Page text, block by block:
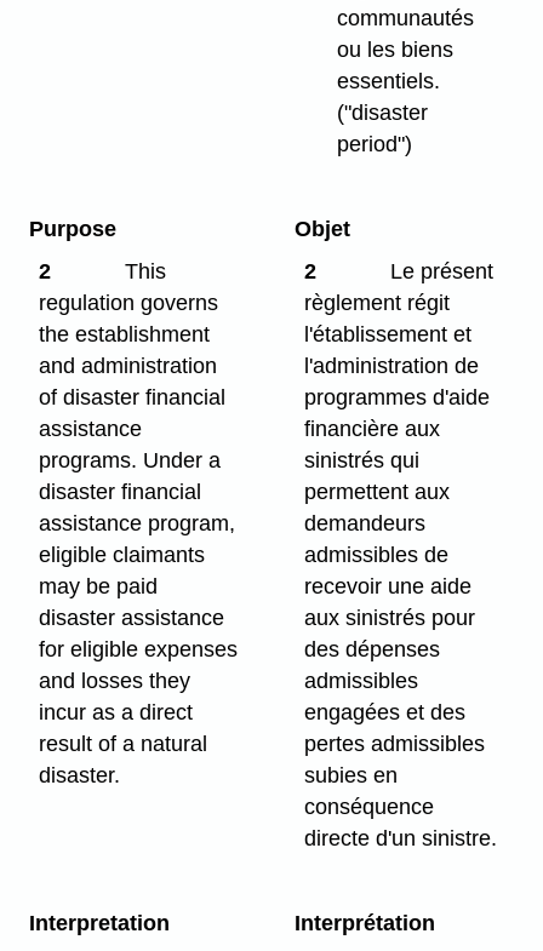
communautés
ou les biens
essentiels.
("disaster
period")
Purpose
2
This
regulation governs
the establishment
and administration
of disaster financial
assistance
programs. Under a
disaster financial
assistance program,
eligible claimants
may be paid
disaster assistance
for eligible expenses
and losses they
incur as a direct
result of a natural
disaster.
Objet
2
Le présent
règlement régit
l'établissement et
l'administration de
programmes d'aide
financière aux
sinistrés qui
permettent aux
demandeurs
admissibles de
recevoir une aide
aux sinistrés pour
des dépenses
admissibles
engagées et des
pertes admissibles
subies en
conséquence
directe d'un sinistre.
Interpretation
Interprétation